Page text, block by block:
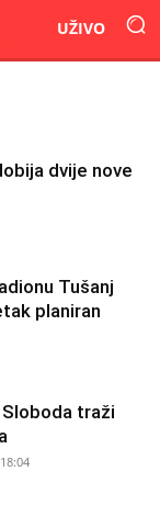
UŽIVO
dvije nove
Tušanj
planiran
traži